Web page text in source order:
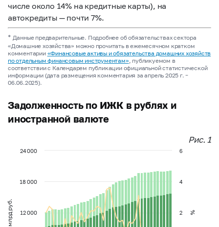
числе около 14% на кредитные карты), на
автокредиты — почти 7%.
* Данные предварительные. Подробнее об обязательствах сектора
«Домашние хозяйства» можно прочитать в ежемесячном кратком
комментарии «Финансовые активы и обязательства домашних хозяйств
по отдельным финансовым инструментам», публикуемом в
соответствии с Календарем публикации официальной статистической
информации (дата размещения комментария за апрель 2025 г. –
06.06.2025).
Задолженность по ИЖК в рублях и
иностранной валюте
Рис. 1
млрд руб. %
12 000
18 000
24 000
2
4
6